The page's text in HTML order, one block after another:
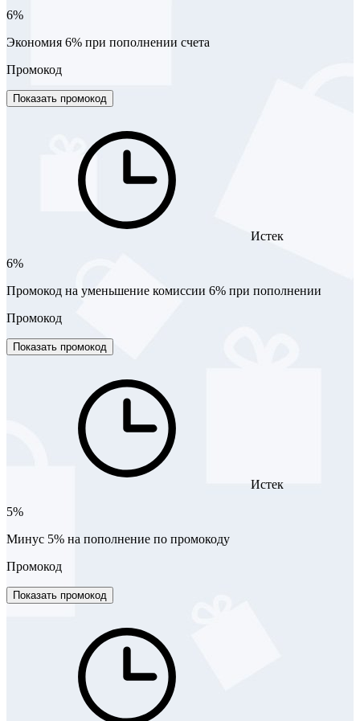
6%
Экономия 6% при пополнении счета
Промокод
Показать промокод
Истек
6%
Промокод на уменьшение комиссии 6% при пополнении
Промокод
Показать промокод
Истек
5%
Минус 5% на пополнение по промокоду
Промокод
Показать промокод